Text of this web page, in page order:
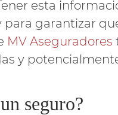
esta
garantizar
MV Aseguradores
y
seguro?